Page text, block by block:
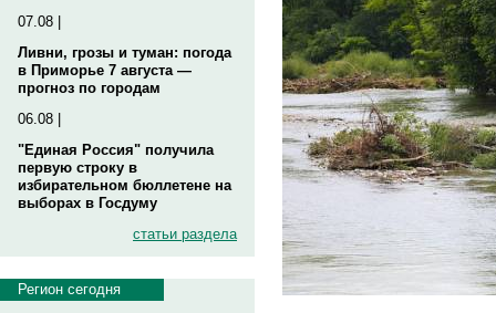
07.08 |
Ливни, грозы и туман: погода
в Приморье 7 августа —
прогноз по городам
06.08 |
"Единая Россия" получила
первую строку в
избирательном бюллетене на
выборах в Госдуму
статьи раздела
Регион сегодня